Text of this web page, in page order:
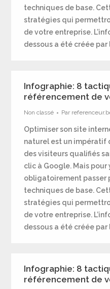
techniques de base.
stratégies qui
de votre entreprise.
dessous a été créée par
Infographie: 8
référencement de
Non classé Par
Optimiser son site
naturel est un impératif
des visiteurs qualifiés
clic à Google. Mais pour
obligatoirement passer
techniques de base.
stratégies qui
de votre entreprise.
dessous a été créée par
Infographie: 8
référencement de